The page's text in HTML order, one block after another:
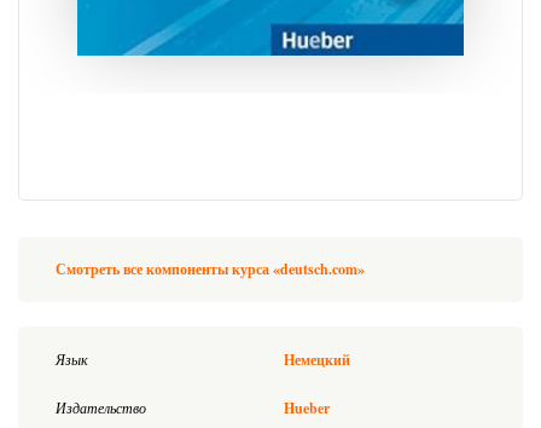
Смотреть все компоненты курса «deutsch.com»
Язык Немецкий
Издательство Hueber